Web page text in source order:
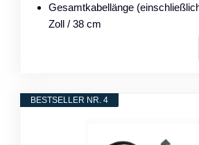
Gesamtkabellänge
Zoll / 38 cm
BESTSELLER NR. 4